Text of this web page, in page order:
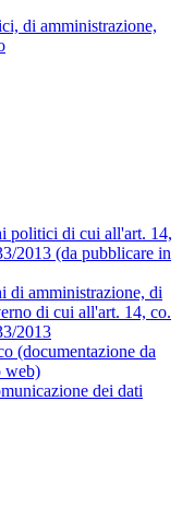
di amministrazione,
politici di cui all'art. 14,
2013 (da pubblicare in
di amministrazione, di
di cui all'art. 14, co.
2013
(documentazione da
web)
dei dati